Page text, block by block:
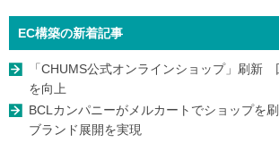
EC構築の新着記事
「CHUMS公式オンラインショップ」刷新
を向上
BCLカンパニーがメルカートでショップを
ブランド展開を実現